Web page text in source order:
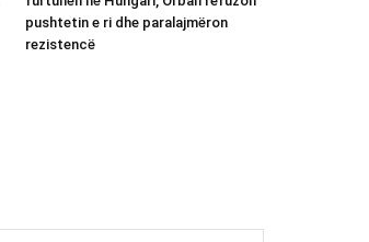
pushtetin e ri dhe paralajmëron
rezistencë